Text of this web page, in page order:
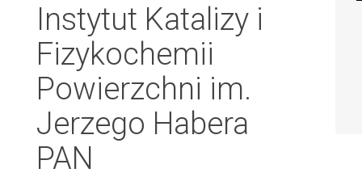
Instytut Katalizy i
Fizykochemii
Powierzchni im.
Jerzego Habera
PAN